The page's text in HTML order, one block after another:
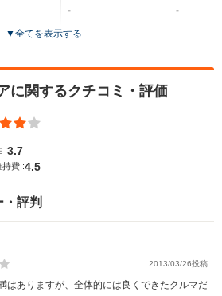
1.82m
幅
-m
-
5ドア
-m
-
▼全てを表示する
に関するクチコミ・評価
:3.7
持費 :4.5
評判
2013/03/26投稿
はありますが、全体的には良くできたクルマだ